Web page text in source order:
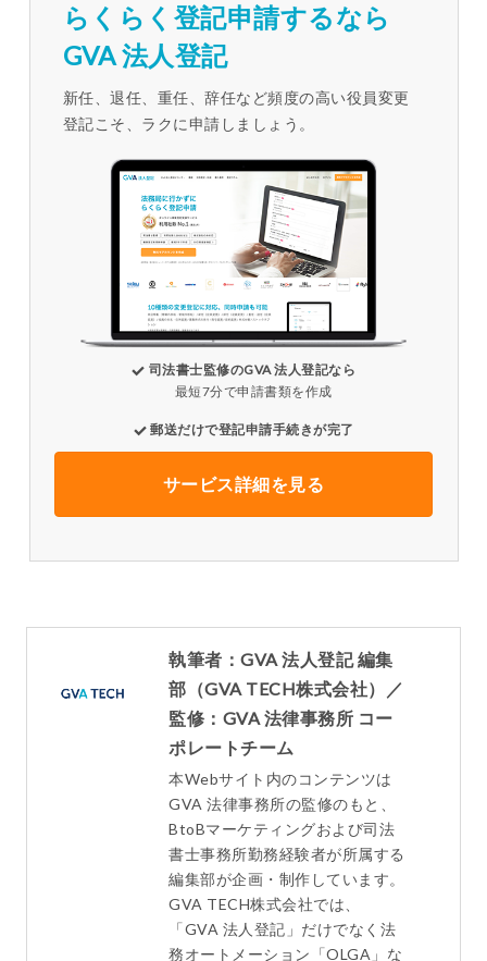
らくらく登記申請するなら
GVA 法人登記
新任、退任、重任、辞任など頻度の高い役員変更
登記こそ、ラクに申請しましょう。
司法書士監修のGVA 法人登記なら
最短7分で申請書類を作成
郵送だけで登記申請手続きが完了
サービス詳細を見る
執筆者：GVA 法人登記 編集
部（GVA TECH株式会社）／
監修：GVA 法律事務所 コー
ポレートチーム
本Webサイト内のコンテンツは
GVA 法律事務所の監修のもと、
BtoBマーケティングおよび司法
書士事務所勤務経験者が所属する
編集部が企画・制作しています。
GVA TECH株式会社では、
「GVA 法人登記」だけでなく法
務オートメーション「OLGA」な